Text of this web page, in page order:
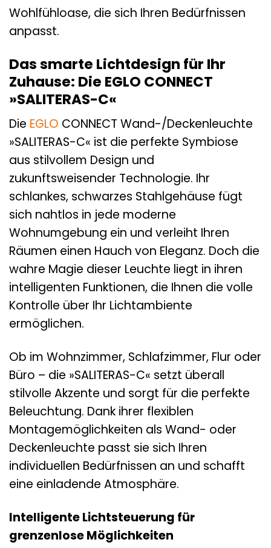
Wohlfühloase, die sich Ihren Bedürfnissen
anpasst.
Das smarte Lichtdesign für Ihr
Zuhause: Die EGLO CONNECT
»SALITERAS-C«
Die EGLO CONNECT Wand-/Deckenleuchte
»SALITERAS-C« ist die perfekte Symbiose
aus stilvollem Design und
zukunftsweisender Technologie. Ihr
schlankes, schwarzes Stahlgehäuse fügt
sich nahtlos in jede moderne
Wohnumgebung ein und verleiht Ihren
Räumen einen Hauch von Eleganz. Doch die
wahre Magie dieser Leuchte liegt in ihren
intelligenten Funktionen, die Ihnen die volle
Kontrolle über Ihr Lichtambiente
ermöglichen.
Ob im Wohnzimmer, Schlafzimmer, Flur oder
Büro – die »SALITERAS-C« setzt überall
stilvolle Akzente und sorgt für die perfekte
Beleuchtung. Dank ihrer flexiblen
Montagemöglichkeiten als Wand- oder
Deckenleuchte passt sie sich Ihren
individuellen Bedürfnissen an und schafft
eine einladende Atmosphäre.
Intelligente Lichtsteuerung für
grenzenlose Möglichkeiten